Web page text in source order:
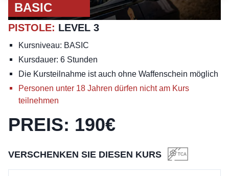
BASIC
PISTOLE: LEVEL 3
Kursniveau: BASIC
Kursdauer: 6 Stunden
Die Kursteilnahme ist auch ohne Waffenschein möglich
Personen unter 18 Jahren dürfen nicht am Kurs
teilnehmen
PREIS: 190€
VERSCHENKEN SIE DIESEN KURS